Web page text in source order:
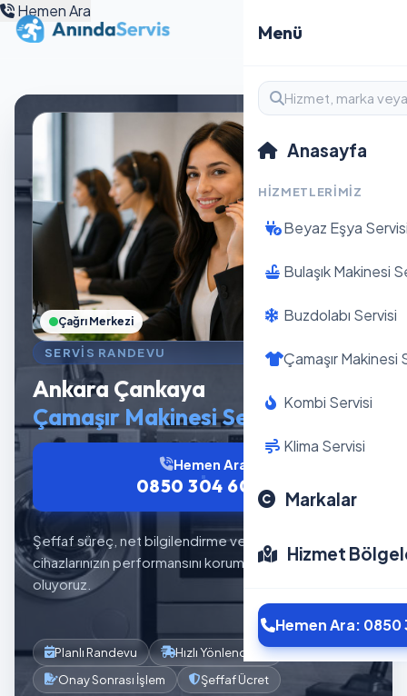
Menü
Anasayfa
HIZMETLERIMIZ
Beyaz Eşya
Bulaşık Makinesi
Buzdolabı Servisi
Çamaşır Makinesi
Kombi Servisi
Klima Servisi
Markalar
Hizmet
Hemen Ara: 0850
Hemen Ara
SERVIS RANDEVU
Ankara Çankaya
Çamaşır Makinesi Servisi
Şeffaf süreç, net bilgilendirme ve planlı servis akışıyla
cihazlarınızın performansını korumaya yardımcı
oluyoruz.
Hemen Ara
0850 304 6012
Planlı Randevu
Hızlı Yönlendirme
Onay Sonrası İşlem
Şeffaf Ücret
Çağrı Merkezi